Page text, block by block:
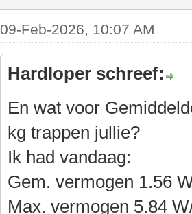
09-Feb-2026, 10:07 AM
Hardloper schreef:
En wat voor
kg trappen jullie?
Ik had vandaag:
Gem. vermogen 1.56
Max. vermogen 5.84